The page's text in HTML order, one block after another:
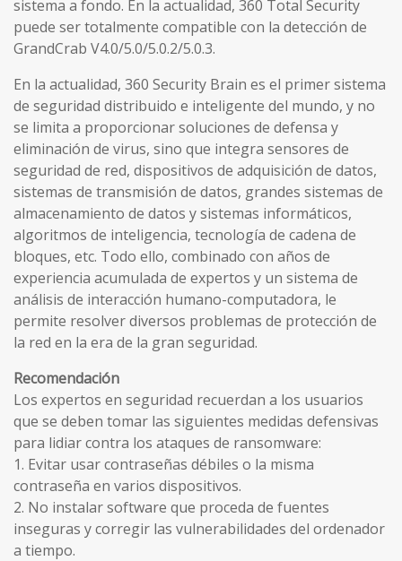
sistema a fondo. En la actualidad, 360 Total Security
puede ser totalmente compatible con la detección de
GrandCrab V4.0/5.0/5.0.2/5.0.3.
En la actualidad, 360 Security Brain es el primer sistema
de seguridad distribuido e inteligente del mundo, y no
se limita a proporcionar soluciones de defensa y
eliminación de virus, sino que integra sensores de
seguridad de red, dispositivos de adquisición de datos,
sistemas de transmisión de datos, grandes sistemas de
almacenamiento de datos y sistemas informáticos,
algoritmos de inteligencia, tecnología de cadena de
bloques, etc. Todo ello, combinado con años de
experiencia acumulada de expertos y un sistema de
análisis de interacción humano-computadora, le
permite resolver diversos problemas de protección de
la red en la era de la gran seguridad.
Recomendación
Los expertos en seguridad recuerdan a los usuarios
que se deben tomar las siguientes medidas defensivas
para lidiar contra los ataques de ransomware:
1. Evitar usar contraseñas débiles o la misma
contraseña en varios dispositivos.
2. No instalar software que proceda de fuentes
inseguras y corregir las vulnerabilidades del ordenador
a tiempo.